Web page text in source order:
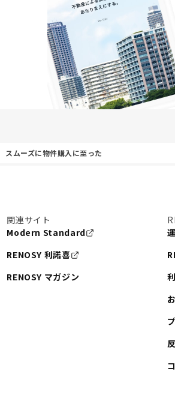
スムーズに物件購入に至った
関連サイト
Modern Standard
RENOSY 利諾喜
RENOSY マガジン